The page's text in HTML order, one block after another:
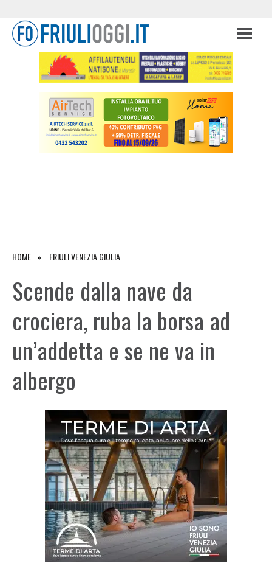
HOME FRIULI VENEZIA GIULIA
Scende dalla nave da
crociera, ruba la borsa ad
un’addetta e se ne va in
albergo